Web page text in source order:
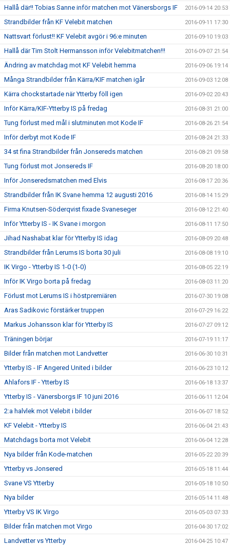
Hallå där!! Tobias Sanne inför matchen mot Vänersborgs IF 2016-09-14 20:53
Strandbilder från KF Velebit matchen 2016-09-11 17:30
Nattsvart förlust!! KF Velebit avgör i 96:e minuten 2016-09-10 19:03
Hallå där Tim Stolt Hermansson inför Velebitmatchen!!! 2016-09-07 21:54
Ändring av matchdag mot KF Velebit hemma 2016-09-06 19:14
Många Strandbilder från Kärra/KIF matchen igår 2016-09-03 12:08
Kärra chockstartade när Ytterby föll igen 2016-09-02 20:43
Inför Kärra/KIF-Ytterby IS på fredag 2016-08-31 21:00
Tung förlust med mål i slutminuten mot Kode IF 2016-08-26 21:54
Inför derbyt mot Kode IF 2016-08-24 21:33
34 st fina Strandbilder från Jonsereds matchen 2016-08-21 09:58
Tung förlust mot Jonsereds IF 2016-08-20 18:00
Inför Jonseredsmatchen med Elvis 2016-08-17 20:36
Strandbilder från IK Svane hemma 12 augusti 2016 2016-08-14 15:29
Firma Knutsen-Söderqvist fixade Svaneseger 2016-08-12 21:40
Inför Ytterby IS - IK Svane i morgon 2016-08-11 17:50
Jihad Nashabat klar för Ytterby IS idag 2016-08-09 20:48
Strandbilder från Lerums IS borta 30 juli 2016-08-08 19:10
IK Virgo - Ytterby IS 1-0 (1-0) 2016-08-05 22:19
Inför IK Virgo borta på fredag 2016-08-03 11:20
Förlust mot Lerums IS i höstpremiären 2016-07-30 19:08
Aras Sadikovic förstärker truppen 2016-07-29 16:22
Markus Johansson klar för Ytterby IS 2016-07-27 09:12
Träningen börjar 2016-07-19 11:17
Bilder från matchen mot Landvetter 2016-06-30 10:31
Ytterby IS - IF Angered United i bilder 2016-06-23 10:12
Ahlafors IF - Ytterby IS 2016-06-18 13:37
Ytterby IS - Vänersborgs IF 10 juni 2016 2016-06-11 12:04
2:a halvlek mot Velebit i bilder 2016-06-07 18:52
KF Velebit - Ytterby IS 2016-06-04 21:43
Matchdags borta mot Velebit 2016-06-04 12:28
Nya bilder från Kode-matchen 2016-05-22 20:39
Ytterby vs Jonsered 2016-05-18 11:44
Svane VS Ytterby 2016-05-18 10:50
Nya bilder 2016-05-14 11:48
Ytterby VS IK Virgo 2016-05-03 07:33
Bilder från matchen mot Virgo 2016-04-30 17:02
Landvetter vs Ytterby 2016-04-25 10:47